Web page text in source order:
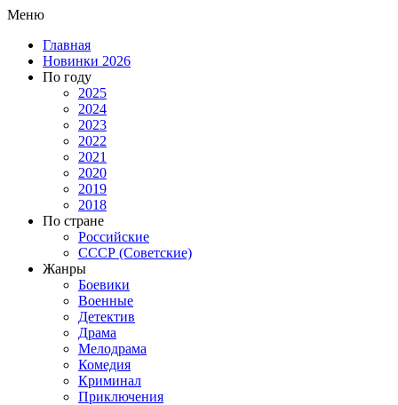
Меню
Главная
Новинки 2026
По году
2025
2024
2023
2022
2021
2020
2019
2018
По стране
Российские
СССР (Советские)
Жанры
Боевики
Военные
Детектив
Драма
Мелодрама
Комедия
Криминал
Приключения